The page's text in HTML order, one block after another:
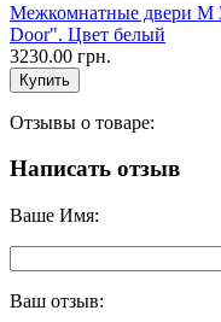
Межкомнатные двери
Door". Цвет белый
3230.00 грн.
Отзывы о товаре:
Написать отзыв
Ваше Имя:
Ваш отзыв: